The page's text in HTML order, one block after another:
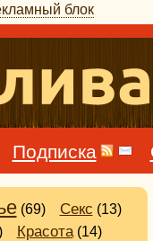
блок
Подписка
(69) Секс (13)
Красота(14)